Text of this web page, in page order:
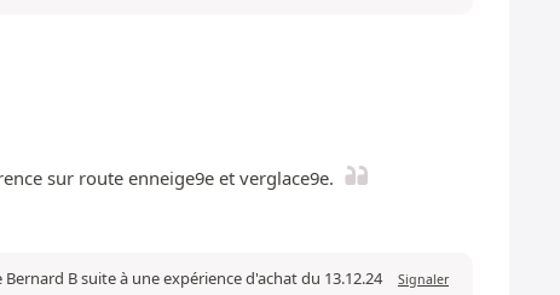
sur route enneige9e et verglace9e.
Bernard B suite à une expérience d'achat du 13.12.24 Signaler